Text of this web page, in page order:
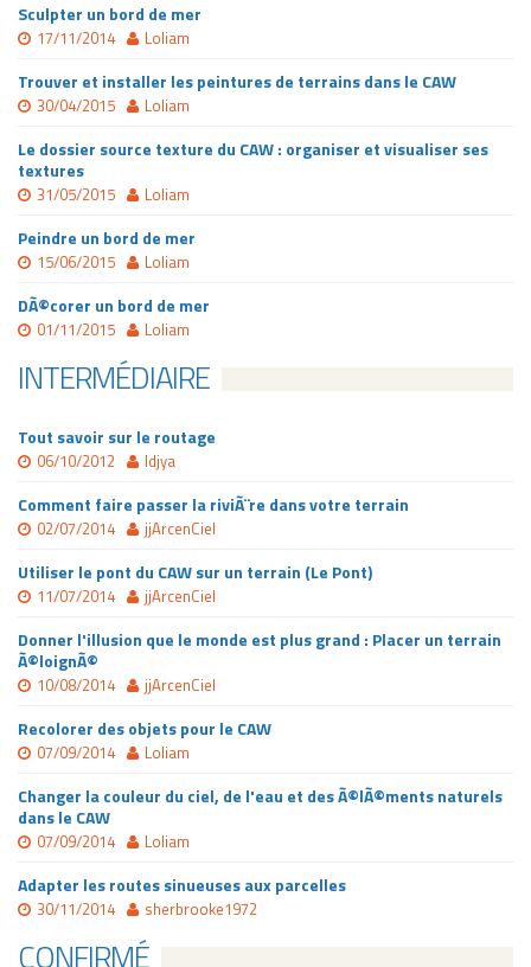
Sculpter un bord de mer
17/11/2014 Loliam
Trouver et installer les peintures de terrains dans le CAW
30/04/2015 Loliam
Le dossier source texture du CAW : organiser et visualiser ses
textures
31/05/2015 Loliam
Peindre un bord de mer
15/06/2015 Loliam
DÃ©corer un bord de mer
01/11/2015 Loliam
INTERMÉDIAIRE
Tout savoir sur le routage
06/10/2012 Idjya
Comment faire passer la riviÃ¨re dans votre terrain
02/07/2014 jjArcenCiel
Utiliser le pont du CAW sur un terrain (Le Pont)
11/07/2014 jjArcenCiel
Donner l'illusion que le monde est plus grand : Placer un terrain
Ã©loignÃ©
10/08/2014 jjArcenCiel
Recolorer des objets pour le CAW
07/09/2014 Loliam
Changer la couleur du ciel, de l'eau et des Ã©lÃ©ments naturels
dans le CAW
07/09/2014 Loliam
Adapter les routes sinueuses aux parcelles
30/11/2014 sherbrooke1972
CONFIRMÉ